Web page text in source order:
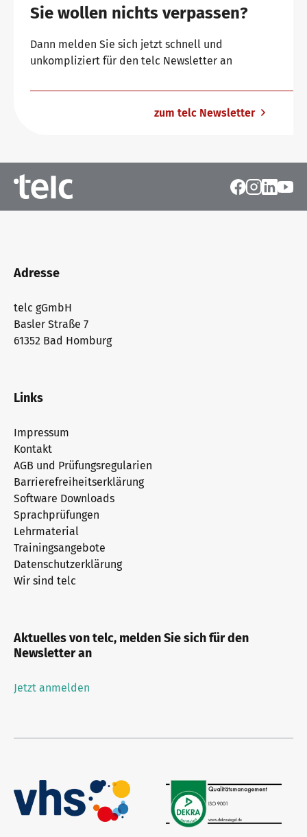
Sie wollen nichts verpassen?
Dann melden Sie sich jetzt schnell und
unkompliziert für den telc Newsletter an
zum telc Newsletter
Adresse
telc gGmbH
Basler Straße 7
61352 Bad Homburg
Links
Impressum
Kontakt
AGB und Prüfungsregularien
Barrierefreiheitserklärung
Software Downloads
Sprachprüfungen
Lehrmaterial
Trainingsangebote
Datenschutzerklärung
Wir sind telc
Aktuelles von telc, melden Sie sich für den
Newsletter an
Jetzt anmelden